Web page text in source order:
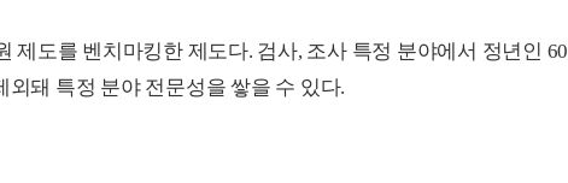
제도를 벤치마킹한 제도다. 검사, 조사 특정 분야에서 정년인 60
돼 특정 분야 전문성을 쌓을 수 있다.